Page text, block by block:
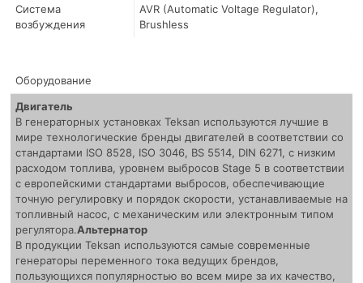
Система
возбуждения
AVR (Automatic Voltage Regulator),
Brushless
Оборудование
Двигатель
В генераторных установках Teksan используются лучшие в
мире технологические бренды двигателей в соответствии со
стандартами ISO 8528, ISO 3046, BS 5514, DIN 6271, с низким
расходом топлива, уровнем выбросов Stage 5 в соответствии
с европейскими стандартами выбросов, обеспечивающие
точную регулировку и порядок скорости, устанавливаемые на
топливный насос, с механическим или электронным типом
регулятора.Альтернатор
В продукции Teksan используются самые современные
генераторы переменного тока ведущих брендов,
пользующихся популярностью во всем мире за их качество,